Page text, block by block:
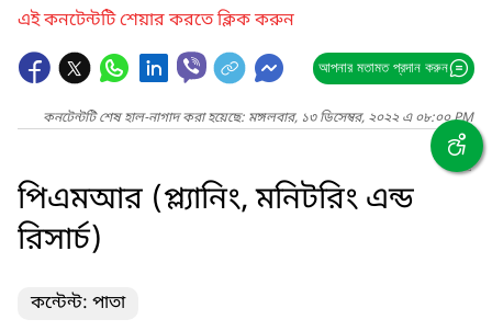
এই কনটেন্টটি শেয়ার করতে ক্লিক করুন
আপনার মতামত প্রদান করুন
কনটেন্টটি শেষ হাল-নাগাদ করা হয়েছে: মঙ্গলবার, ১৩ ডিসেম্বর, ২০২২ এ ০৮:০০ PM
পিএমআর (প্ল্যানিং, মনিটরিং এন্ড
রিসার্চ)
কন্টেন্ট: পাতা